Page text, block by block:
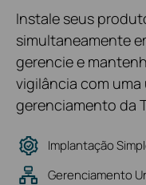
Instale seus
simultaneamente
gerencie e
vigilância com
gerenciamento da
Implantação
Gerenciamento